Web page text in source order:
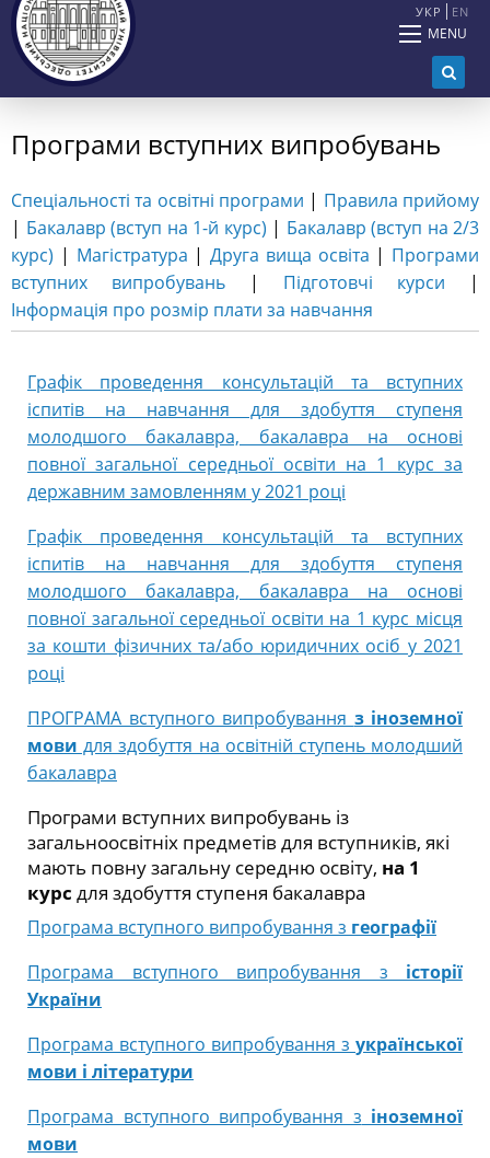
УКР EN
MENU
Програми вступних випробувань
Спеціальностi та освітні програми | Правила прийому
| Бакалавр (вступ на 1-й курс) | Бакалавр (вступ на 2/3
курс) | Магістратура | Друга вища освіта | Програми
вступних випробувань | Підготовчі курси |
Інформація про розмір плати за навчання
Графік проведення консультацій та вступних
іспитів на навчання для здобуття ступеня
молодшого бакалавра, бакалавра на основі
повної загальної середньої освіти на 1 курс за
державним замовленням у 2021 році
Графік проведення консультацій та вступних
іспитів на навчання для здобуття ступеня
молодшого бакалавра, бакалавра на основі
повної загальної середньої освіти на 1 курс місця
за кошти фізичних та/або юридичних осіб у 2021
році
ПРОГРАМА вступного випробування з іноземної
мови для здобуття на освітній ступень молодший
бакалавра
Програми вступних випробувань із
загальноосвітніх предметів для вступників, які
мають повну загальну середню освіту, на 1
курс для здобуття ступеня бакалавра
Програма вступного випробування з географії
Програма вступного випробування з історії
України
Програма вступного випробування з української
мови і літератури
Програма вступного випробування з іноземної
мови